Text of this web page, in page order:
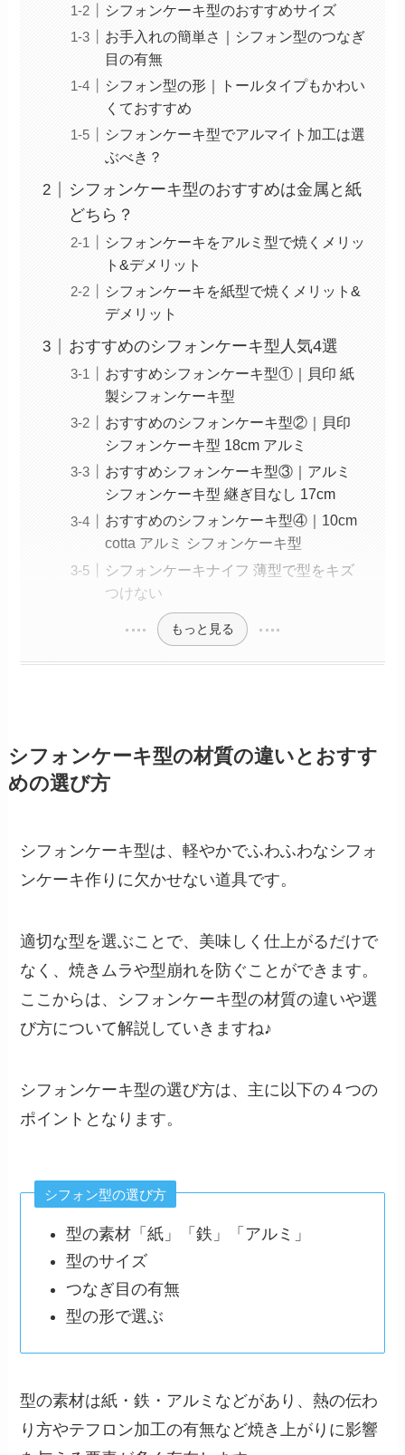
シフォンケーキ型のおすすめサイズ
お手入れの簡単さ｜シフォン型のつなぎ
目の有無
シフォン型の形｜トールタイプもかわい
くておすすめ
シフォンケーキ型でアルマイト加工は選
ぶべき？
シフォンケーキ型のおすすめは金属と紙
どちら？
シフォンケーキをアルミ型で焼くメリッ
ト&デメリット
シフォンケーキを紙型で焼くメリット&
デメリット
おすすめのシフォンケーキ型人気4選
おすすめシフォンケーキ型①｜貝印 紙
製シフォンケーキ型
おすすめのシフォンケーキ型②｜貝印
シフォンケーキ型 18cm アルミ
おすすめシフォンケーキ型③｜アルミ
シフォンケーキ型 継ぎ目なし 17cm
おすすめのシフォンケーキ型④｜10cm
cotta アルミ シフォンケーキ型
シフォンケーキナイフ 薄型で型をキズ
つけない
もっと見る
シフォンケーキ型の材質の違いとおすす
めの選び方
シフォンケーキ型は、軽やかでふわふわなシフォ
ンケーキ作りに欠かせない道具です。
適切な型を選ぶことで、美味しく仕上がるだけで
なく、焼きムラや型崩れを防ぐことができます。
ここからは、シフォンケーキ型の材質の違いや選
び方について解説していきますね♪
シフォンケーキ型の選び方は、主に以下の４つの
ポイントとなります。
シフォン型の選び方
型の素材「紙」「鉄」「アルミ」
型のサイズ
つなぎ目の有無
型の形で選ぶ
型の素材は紙・鉄・アルミなどがあり、熱の伝わ
り方やテフロン加工の有無など焼き上がりに影響